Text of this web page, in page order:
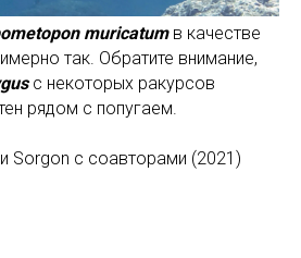
muricatum в качестве
так. Обратите внимание,
с некоторых ракурсов
рядом с попугаем.
Sorgon с соавторами (2021)